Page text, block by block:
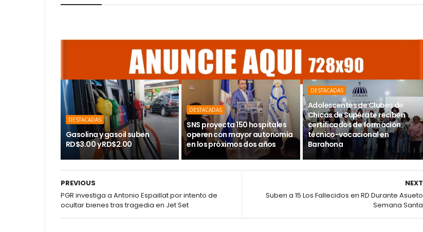
DESTACADAS
Gasolina y gasoil suben
RD$3.00 y RD$2.00
DESTACADAS
SNS proyecta 150 hospitales
operen con mayor autonomía
en los próximos dos años
DESTACADAS
Adolescentes de Clubes de
Chicas de Supérate reciben
certificados de formación
técnico-vocacional en
Barahona
NEXT
Suben a 15 Los Fallecidos en RD Durante Asueto
Semana Santa
PREVIOUS
PGR investiga a Antonio Espaillat por intento de
ocultar bienes tras tragedia en Jet Set